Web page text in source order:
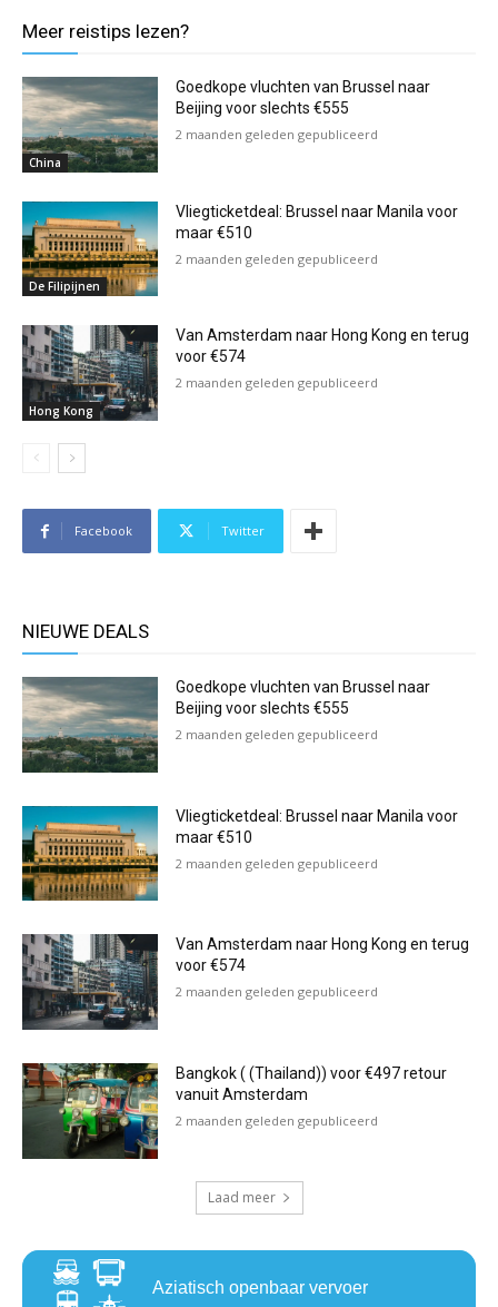
Meer reistips lezen?
China
Goedkope vluchten van Brussel naar
Beijing voor slechts €555
2 maanden geleden gepubliceerd
De Filipijnen
Vliegticketdeal: Brussel naar Manila voor
maar €510
2 maanden geleden gepubliceerd
Hong Kong
Van Amsterdam naar Hong Kong en terug
voor €574
2 maanden geleden gepubliceerd
Facebook Twitter
NIEUWE DEALS
Goedkope vluchten van Brussel naar
Beijing voor slechts €555
2 maanden geleden gepubliceerd
Vliegticketdeal: Brussel naar Manila voor
maar €510
2 maanden geleden gepubliceerd
Van Amsterdam naar Hong Kong en terug
voor €574
2 maanden geleden gepubliceerd
Bangkok ( (Thailand)) voor €497 retour
vanuit Amsterdam
2 maanden geleden gepubliceerd
Laad meer
Aziatisch openbaar vervoer